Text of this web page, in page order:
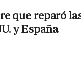
que reparó
y España